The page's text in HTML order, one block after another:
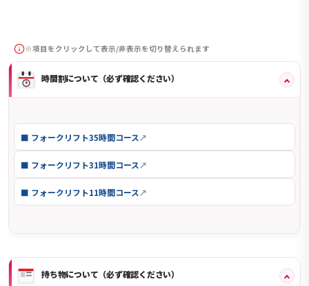
※項目をクリックして表示/非表示を切り替えられます
時間割について（必ず確認ください）
■ フォークリフト35時間コース
■ フォークリフト31時間コース
■ フォークリフト11時間コース
持ち物について（必ず確認ください）